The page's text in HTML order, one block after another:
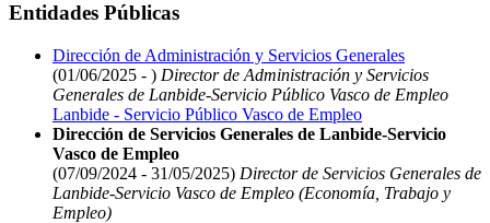
Entidades Públicas
Dirección de Administración y Servicios Generales
(01/06/2025 - ) Director de Administración y Servicios
Generales de Lanbide-Servicio Público Vasco de Empleo
Lanbide - Servicio Público Vasco de Empleo
Dirección de Servicios Generales de Lanbide-Servicio
Vasco de Empleo
(07/09/2024 - 31/05/2025) Director de Servicios Generales de
Lanbide-Servicio Vasco de Empleo (Economía, Trabajo y
Empleo)